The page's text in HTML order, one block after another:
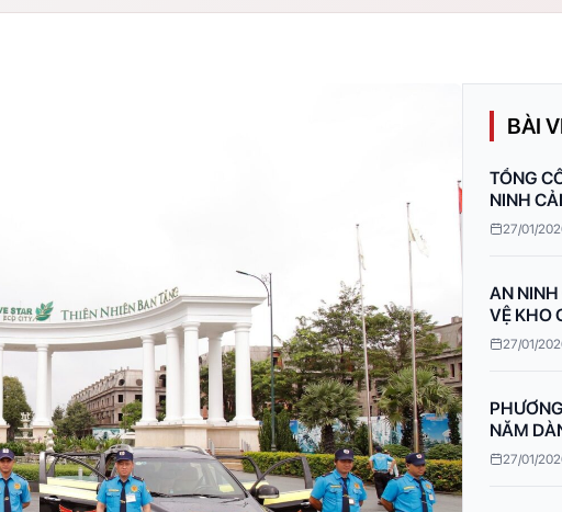
BÀI
TỔNG
NINH
27/01/
AN
VỆ KHO
27/01/
NĂM
27/01/